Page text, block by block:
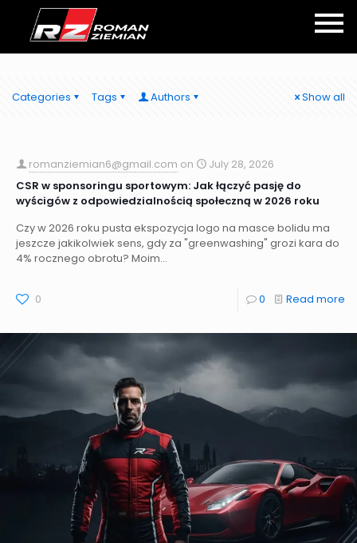
Categories Tags Authors Show all
romanziemian6@gmail.com on
July 28, 2026
CSR w sponsoringu sportowym: Jak łączyć pasję do
wyścigów z odpowiedzialnością społeczną w 2026 roku
Czy w 2026 roku pusta ekspozycja logo na masce bolidu ma
jeszcze jakikolwiek sens, gdy za "greenwashing" grozi kara do
4% rocznego obrotu? Moim...
0 0 Read more